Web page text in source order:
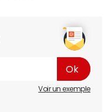
Voir un exemple